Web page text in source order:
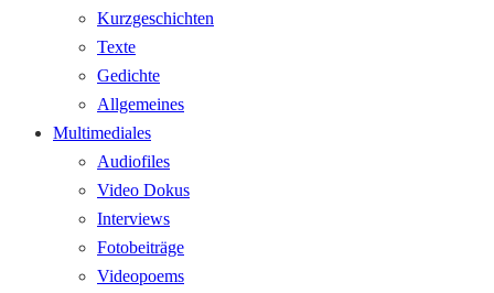
Kurzgeschichten
Texte
Gedichte
Allgemeines
Multimediales
Audiofiles
Video Dokus
Interviews
Fotobeiträge
Videopoems